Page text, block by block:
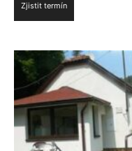
Zjistit termín